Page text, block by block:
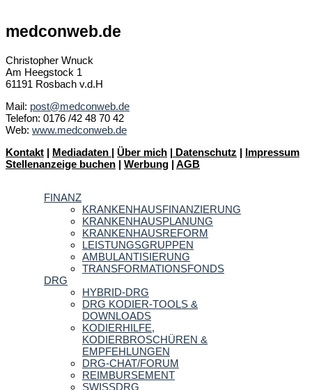
medconweb.de
Christopher Wnuck
Am Heegstock 1
61191 Rosbach v.d.H
Mail: post@medconweb.de
Telefon: 0176 /42 48 70 42
Web: www.medconweb.de
Kontakt | Mediadaten | Über mich | Datenschutz | Impressum
Stellenanzeige buchen | Werbung | AGB
FINANZ
KRANKENHAUSFINANZIERUNG
KRANKENHAUSPLANUNG
KRANKENHAUSREFORM
LEISTUNGSGRUPPEN
AMBULANTISIERUNG
TRANSFORMATIONSFONDS
DRG
HYBRID-DRG
DRG KODIER-TOOLS &
DOWNLOADS
KODIERHILFE,
KODIERBROSCHÜREN &
EMPFEHLUNGEN
DRG-CHAT/FORUM
REIMBURSEMENT
SWISSDRG